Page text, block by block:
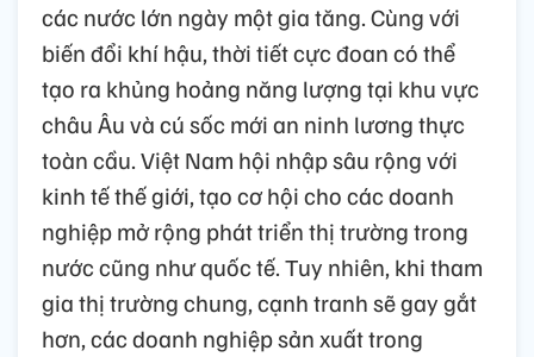
các nước lớn ngày một gia tăng. Cùng với
biến đổi khí hậu, thời tiết cực đoan có thể
tạo ra khủng hoảng năng lượng tại khu vực
châu Âu và cú sốc mới an ninh lương thực
toàn cầu. Việt Nam hội nhập sâu rộng với
kinh tế thế giới, tạo cơ hội cho các doanh
nghiệp mở rộng phát triển thị trường trong
nước cũng như quốc tế. Tuy nhiên, khi tham
gia thị trường chung, cạnh tranh sẽ gay gắt
hơn, các doanh nghiệp sản xuất trong